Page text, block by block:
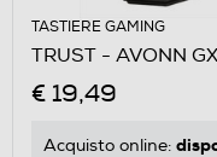
TASTIERE GAMING
TRUST - AVONN
€ 19,49
Acquisto online: